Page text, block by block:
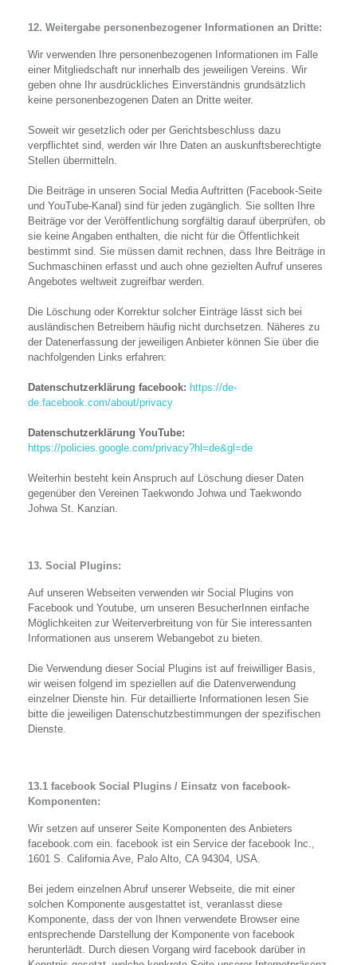
12. Weitergabe personenbezogener Informationen an Dritte:
Wir verwenden Ihre personenbezogenen Informationen im Falle
einer Mitgliedschaft nur innerhalb des jeweiligen Vereins. Wir
geben ohne Ihr ausdrückliches Einverständnis grundsätzlich
keine personenbezogenen Daten an Dritte weiter.
Soweit wir gesetzlich oder per Gerichtsbeschluss dazu
verpflichtet sind, werden wir Ihre Daten an auskunftsberechtigte
Stellen übermitteln.
Die Beiträge in unseren Social Media Auftritten (Facebook-Seite
und YouTube-Kanal) sind für jeden zugänglich. Sie sollten Ihre
Beiträge vor der Veröffentlichung sorgfältig darauf überprüfen, ob
sie keine Angaben enthalten, die nicht für die Öffentlichkeit
bestimmt sind. Sie müssen damit rechnen, dass Ihre Beiträge in
Suchmaschinen erfasst und auch ohne gezielten Aufruf unseres
Angebotes weltweit zugreifbar werden.
Die Löschung oder Korrektur solcher Einträge lässt sich bei
ausländischen Betreibern häufig nicht durchsetzen. Näheres zu
der Datenerfassung der jeweiligen Anbieter können Sie über die
nachfolgenden Links erfahren:
Datenschutzerklärung facebook: https://de-
de.facebook.com/about/privacy
Datenschutzerklärung YouTube:
https://policies.google.com/privacy?hl=de&gl=de
Weiterhin besteht kein Anspruch auf Löschung dieser Daten
gegenüber den Vereinen Taekwondo Johwa und Taekwondo
Johwa St. Kanzian.
13. Social Plugins:
Auf unseren Webseiten verwenden wir Social Plugins von
Facebook und Youtube, um unseren BesucherInnen einfache
Möglichkeiten zur Weiterverbreitung von für Sie interessanten
Informationen aus unserem Webangebot zu bieten.
Die Verwendung dieser Social Plugins ist auf freiwilliger Basis,
wir weisen folgend im speziellen auf die Datenverwendung
einzelner Dienste hin. Für detaillierte Informationen lesen Sie
bitte die jeweiligen Datenschutzbestimmungen der spezifischen
Dienste.
13.1 facebook Social Plugins / Einsatz von facebook-
Komponenten:
Wir setzen auf unserer Seite Komponenten des Anbieters
facebook.com ein. facebook ist ein Service der facebook Inc.,
1601 S. California Ave, Palo Alto, CA 94304, USA.
Bei jedem einzelnen Abruf unserer Webseite, die mit einer
solchen Komponente ausgestattet ist, veranlasst diese
Komponente, dass der von Ihnen verwendete Browser eine
entsprechende Darstellung der Komponente von facebook
herunterlädt. Durch diesen Vorgang wird facebook darüber in